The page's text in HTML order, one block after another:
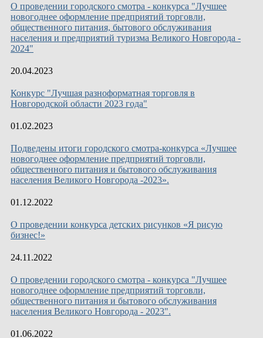
О проведении городского смотра - конкурса "Лучшее
новогоднее оформление предприятий торговли,
общественного питания, бытового обслуживания
населения и предприятий туризма Великого Новгорода -
2024"
20.04.2023
Конкурс "Лучшая разноформатная торговля в
Новгородской области 2023 года"
01.02.2023
Подведены итоги городского смотра-конкурса «Лучшее
новогоднее оформление предприятий торговли,
общественного питания и бытового обслуживания
населения Великого Новгорода -2023».
01.12.2022
О проведении конкурса детских рисунков «Я рисую
бизнес!»
24.11.2022
О проведении городского смотра - конкурса "Лучшее
новогоднее оформление предприятий торговли,
общественного питания и бытового обслуживания
населения Великого Новгорода - 2023".
01.06.2022